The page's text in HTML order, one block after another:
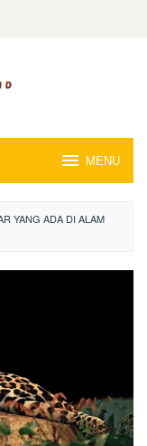
MENU
YANG ADA DI ALAM